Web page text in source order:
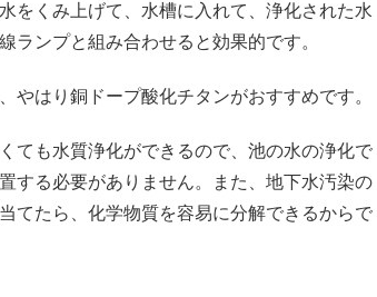
をくみ上げて、水槽に入れて、浄化された水
ランプと組み合わせると効果的です。
やはり銅ドープ酸化チタンがおすすめです。
ても水質浄化ができるので、池の水の浄化で
する必要がありません。また、地下水汚染の
てたら、化学物質を容易に分解できるからで